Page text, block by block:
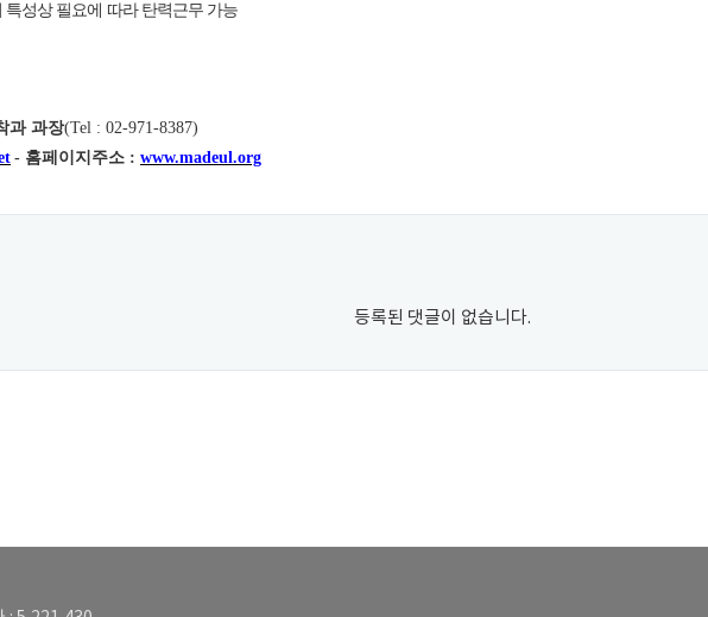
특성상 필요에 따라 탄력근무 가능
과 과장(Tel : 02-971-8387)
- 홈페이지주소 : www.madeul.org
등록된 댓글이 없습니다.